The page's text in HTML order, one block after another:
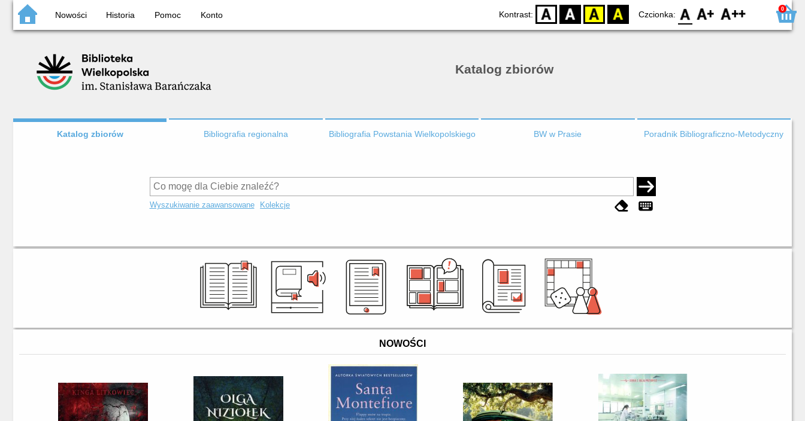
Nowości Historia Pomoc Konto Kontrast: D BW YB BY Czcionka: F0 F1 F2 0
Katalog zbiorów
Katalog zbiorów Bibliografia regionalna Bibliografia Powstania Wielkopolskiego BW w Prasie Poradnik Bibliograficzno-Metodyczny
Wyszukiwanie zaawansowane Kolekcje
NOWOŚCI